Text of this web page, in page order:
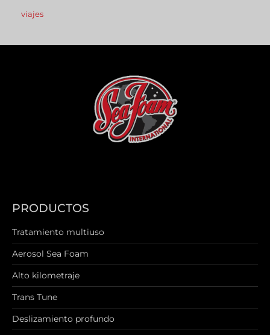
viajes
PRODUCTOS
Tratamiento multiuso
Aerosol Sea Foam
Alto kilometraje
Trans Tune
Deslizamiento profundo